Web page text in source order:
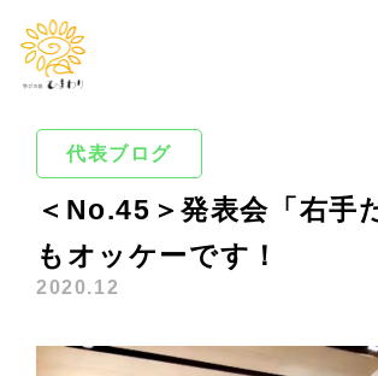
代表ブログ
＜No.45＞発表会「右手
もオッケーです！
2020.12